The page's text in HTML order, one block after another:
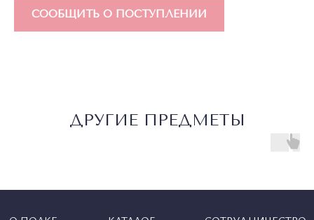
СООБЩИТЬ О ПОСТУПЛЕНИИ
ДРУГИЕ ПРЕДМЕТЫ